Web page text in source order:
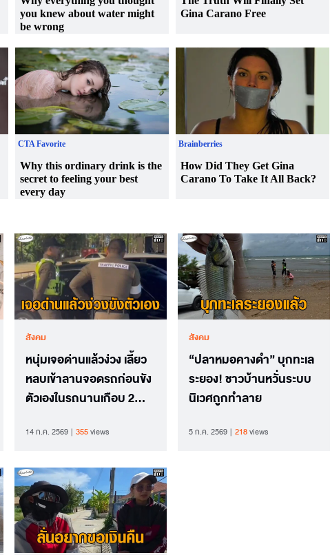
สังคม
หนุ่มเจอด่านแล้วง่วง เลี้ยว
หลบเข้าลานจอดรถก่อนขัง
ตัวเองในรถนานเกือบ 2
14 ก.ค. 2569 355views
สังคม
“ปลาหมอคางดำ” บุกทะเล
ระยอง! ชาวบ้านหวั่นระบบ
นิเวศถูกทำลาย
5 ก.ค. 2569 218views